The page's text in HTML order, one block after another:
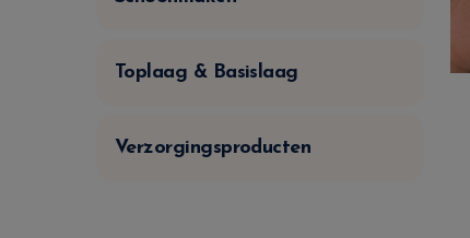
Toplaag & Basislaag
Verzorgingsproducten